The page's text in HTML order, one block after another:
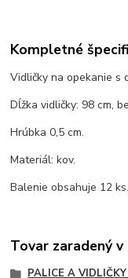
Kompletné
Vidličky na opekanie s
Dĺžka vidličky: 98 cm,
Hrúbka 0,5 cm.
Materiál: kov.
Balenie obsahuje 12 ks.
Tovar zaradený
PALICE A